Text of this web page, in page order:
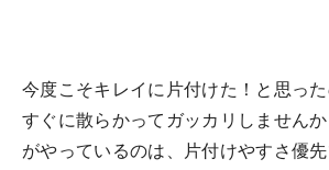
今度こそキレイに片付けた！と思った
すぐに散らかってガッカリしません
がやっているのは、片付けやすさ優